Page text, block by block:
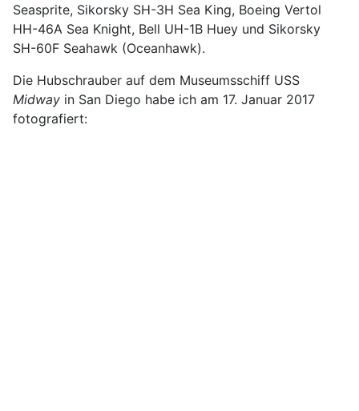
Seasprite, Sikorsky SH-3H Sea King, Boeing Vertol
HH-46A Sea Knight, Bell UH-1B Huey und Sikorsky
SH-60F Seahawk (Oceanhawk).
Die Hubschrauber auf dem Museumsschiff USS
Midway in San Diego habe ich am 17. Januar 2017
fotografiert: